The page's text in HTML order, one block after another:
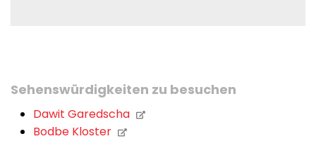
Sehenswürdigkeiten zu besuchen
Dawit Garedscha
Bodbe Kloster